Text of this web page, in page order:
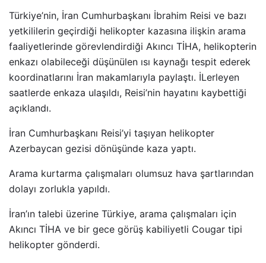
Türkiye’nin, İran Cumhurbaşkanı İbrahim Reisi ve bazı
yetkililerin geçirdiği helikopter kazasına ilişkin arama
faaliyetlerinde görevlendirdiği Akıncı TİHA, helikopterin
enkazı olabileceği düşünülen ısı kaynağı tespit ederek
koordinatlarını İran makamlarıyla paylaştı. İLerleyen
saatlerde enkaza ulaşıldı, Reisi’nin hayatını kaybettiği
açıklandı.
İran Cumhurbaşkanı Reisi’yi taşıyan helikopter
Azerbaycan gezisi dönüşünde kaza yaptı.
Arama kurtarma çalışmaları olumsuz hava şartlarından
dolayı zorlukla yapıldı.
İran’ın talebi üzerine Türkiye, arama çalışmaları için
Akıncı TİHA ve bir gece görüş kabiliyetli Cougar tipi
helikopter gönderdi.